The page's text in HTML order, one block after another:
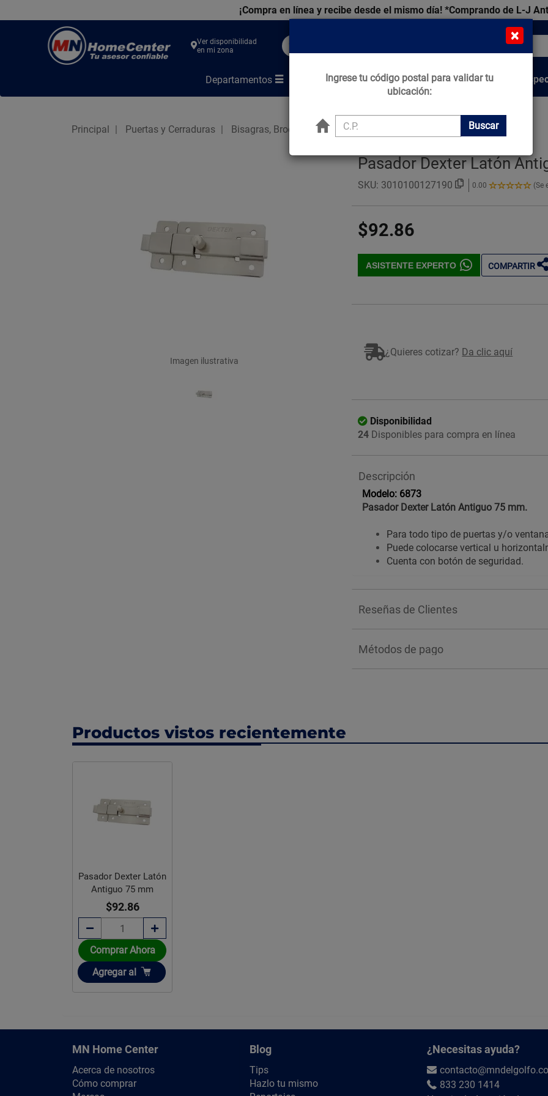
¡Compra en línea y recibe desde el mismo día! *Comprando de L-J
Center
Ver disponibilidad
en mi zona
Departamentos Marcas Tips que Construyen Venta
Principal Puertas y Cerraduras Bisagras, Broches y Pasadores
Imagen ilustrativa
Pasador Dexter Latón
SKU: 3010100127190 0.00
0.00
(Se
$92.86
ASISTENTE EXPERTO COMPARTIR
¿Quieres cotizar? Da clic aquí
Disponibilidad
24 Disponibles para compra en línea
Descripción
Modelo: 6873
Pasador Dexter Latón Antiguo 75 mm.
Para todo tipo de puertas y/o
Puede colocarse vertical u
Cuenta con botón de seguridad.
Reseñas de Clientes
Métodos de pago
Productos vistos recientemente
Pasador Dexter Latón
Antiguo 75 mm
$92.86
Comprar Ahora
Añadir
Agregar al
MN Home Center
Acerca de nosotros
Cómo comprar
Blog
Tips
Hazlo tu mismo
¿Necesitas ayuda?
833 230 1414
×
Ingrese tu código postal para validar tu
ubicación:
Buscar